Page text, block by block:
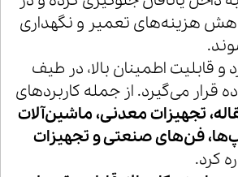
هزینه‌های تعمیر و نگهداری
و قابلیت اطمینان بالا، در طیف
قرار می‌گیرد. از جمله کاربردهای
تجهیزات معدنی، ماشین‌آلات
فن‌های صنعتی و تجهیزات
کرد.